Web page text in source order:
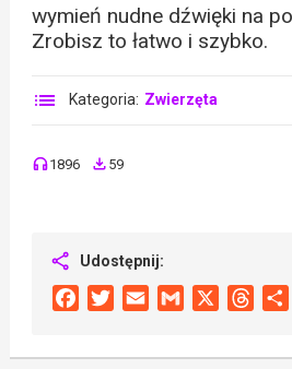
wymień nudne dźwięki na
Zrobisz to łatwo i szybko.
Kategoria: Zwierzęta
1896 59
Udostępnij:
FacebookTwitterEmail Gmail